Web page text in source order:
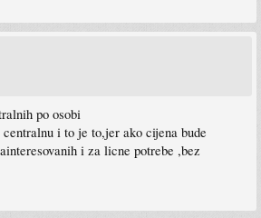
po osobi
i to je to,jer ako cijena bude
i za licne potrebe ,bez